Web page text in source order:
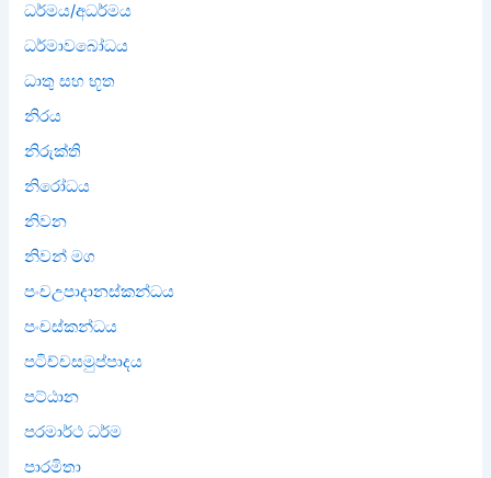
ධර්මය/අධර්මය
ධර්මාවබෝධය
ධාතු සහ භූත
නිරය
නිරුක්ති
නිරෝධය
නිවන
නිවන් මග
පංචඋපාදානස්කන්ධය
පංචස්කන්ධය
පටිච්චසමුප්පාදය
පට්ඨාන
පරමාර්ථ ධර්ම
පාරමිතා